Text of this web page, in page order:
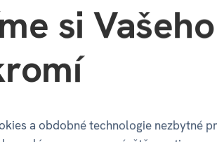
si Vašeho
a obdobné technologie nezbytné